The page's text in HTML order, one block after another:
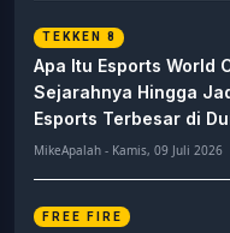
TEKKEN 8
Apa Itu Esports World
Sejarahnya Hingga
Esports Terbesar di
MikeApalah - Kamis, 09 Juli 2026
FREE FIRE